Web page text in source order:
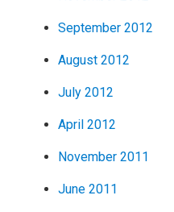
September 2012
August 2012
July 2012
April 2012
November 2011
June 2011